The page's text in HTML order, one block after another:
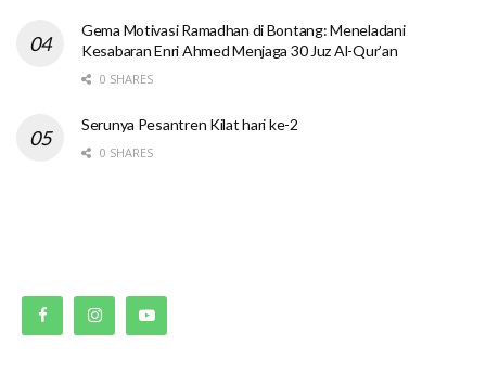
Gema Motivasi Ramadhan di Bontang: Meneladani
Kesabaran Enri Ahmed Menjaga 30 Juz Al-Qur’an
0 SHARES
Serunya Pesantren Kilat hari ke-2
0 SHARES